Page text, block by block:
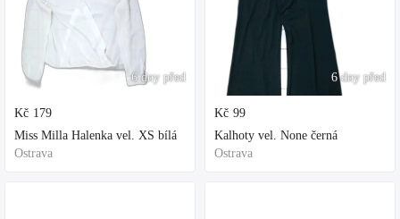
6 dny před
Kč 179
Miss Milla Halenka vel. XS bílá
Ostrava
6 dny před
Kč 99
Kalhoty vel. None černá
Ostrava